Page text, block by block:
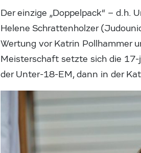
Der einzige „Doppelpack“ –
Helene Schrattenholzer
Wertung vor Katrin Pollhammer
Meisterschaft setzte sich die
der Unter-18-EM, dann in der